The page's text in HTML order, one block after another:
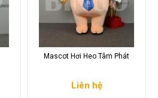
Mascot Hơi Heo Tâm Phát
Liên hệ